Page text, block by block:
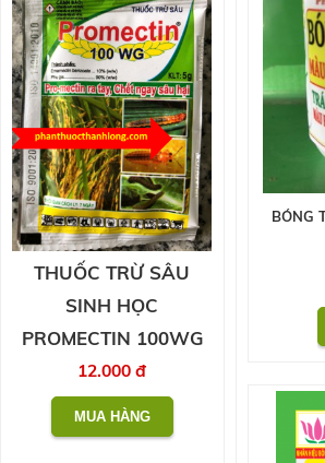
BÓNG
THUỐC TRỪ SÂU
SINH HỌC
PROMECTIN 100WG
12.000 đ